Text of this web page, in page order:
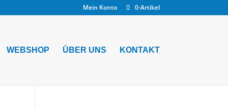
Mein Konto 0-Artikel
WEBSHOP ŪBER UNS KONTAKT